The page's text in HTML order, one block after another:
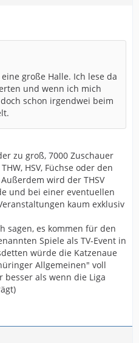
große Halle. Ich lese da
und wenn ich mich
schon irgendwei beim
zu groß, 7000 Zuschauer
HSV, Füchse oder den
wird der THSV
und bei einer eventuellen
kaum exklusiv
sagen, es kommen für den
Spiele als TV-Event in
würde die Katzenaue
Allgemeinen" voll
besser als wenn die Liga